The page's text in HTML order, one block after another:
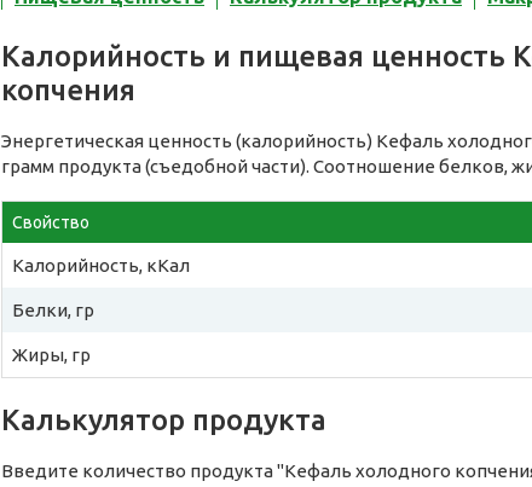
Калорийность и пищевая ценность
копчения
Энергетическая ценность (калорийность) Кефаль
грамм продукта (съедобной части). Соотношение белков,
Свойство
Калорийность, кКал
Белки, гр
Жиры, гр
Калькулятор продукта
Введите количество продукта "Кефаль холодного